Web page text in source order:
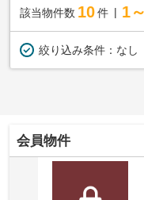
該当物件数 10件 1
絞り込み条件： なし
会員物件